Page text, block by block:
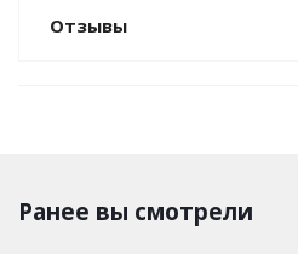
Отзывы
Ранее вы смотрели